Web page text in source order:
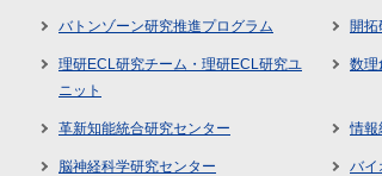
バトンゾーン研究推進プログラム 開拓
理研ECL研究チーム・理研ECL研究ユ
ニット
数理
革新知能統合研究センター 情報
脳神経科学研究センター バイ